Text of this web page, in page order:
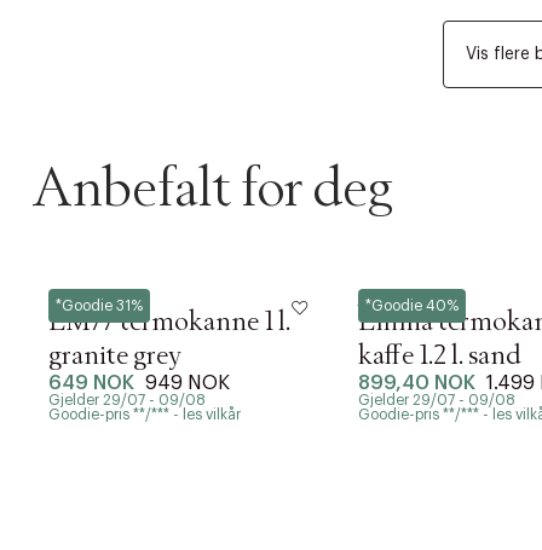
Vis flere
Anbefalt for deg
*Goodie 31%
Stelton
EM77 termokanne 1 l.
granite grey
649 NOK 949 NOK
Gjelder 29/07 - 09/08
Goodie-pris **/*** - les vilkår
*Goodie 40%
Stelton
Emma
kaffe 1.2 l. sand
899,40 NOK 1.499
Gjelder 29/07 - 09/08
Goodie-pris **/*** - les